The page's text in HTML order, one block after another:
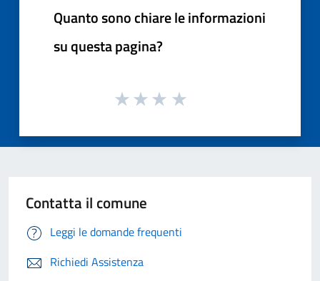
Quanto sono chiare le informazioni
su questa pagina?
Contatta il comune
Leggi le domande frequenti
Richiedi Assistenza